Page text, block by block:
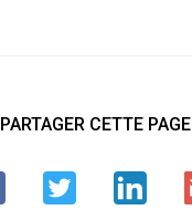
PARTAGER CETTE PAGE